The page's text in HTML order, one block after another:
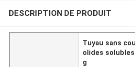
DESCRIPTION DE PRODUIT
Tuyau sans
olides
g